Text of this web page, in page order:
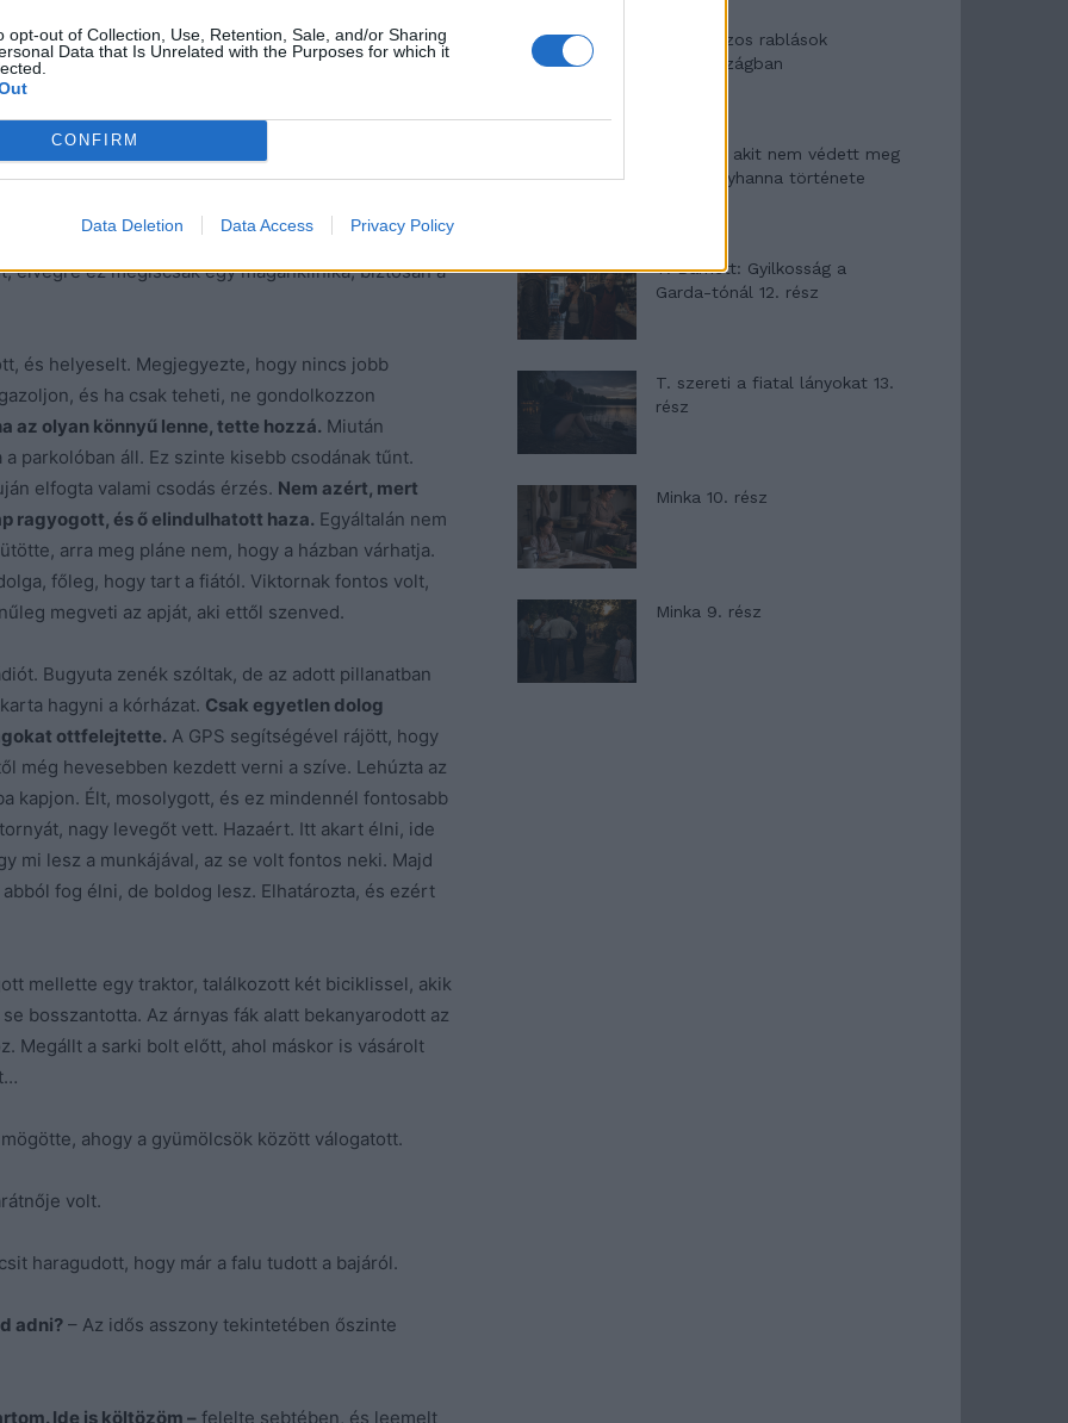
opt-out of Collection, Use, Retention, Sale, and/or Sharing
Data that Is Unrelated with the Purposes for which it
CONFIRM
Data Deletion Data Access Privacy Policy
téves vészjelzéseket ad ki, ezért adrenalin
készteti. A roham bárhol és
el pár óra, a roham emléke erősen kísértette.
maradnia. Nem beteg, nem akar pihenni, kint akar
Érezni akarja a perszelő nap erejét, bele akar
mert már farkaséhes megint, hiába evett
elvégre ez mégiscsak egy magánklinika, biztosan a
és helyeselt. Megjegyezte, hogy nincs jobb
és ha csak teheti, ne gondolkozzon
az olyan könnyű lenne, tette hozzá. Miután
parkolóban áll. Ez szinte kisebb csodának tűnt.
elfogta valami csodás érzés. Nem azért, mert
ragyogott, és ő elindulhatott haza. Egyáltalán nem
arra meg pláne nem, hogy a házban várhatja.
főleg, hogy tart a fiától. Viktornak fontos volt,
megveti az apját, aki ettől szenved.
Bugyuta zenék szóltak, de az adott pillanatban
hagyni a kórházat. Csak egyetlen dolog
ottfelejtette. A GPS segítségével rájött, hogy
még hevesebben kezdett verni a szíve. Lehúzta az
kapjon. Élt, mosolygott, és ez mindennél fontosabb
nagy levegőt vett. Hazaért. Itt akart élni, ide
mi lesz a munkájával, az se volt fontos neki. Majd
fog élni, de boldog lesz. Elhatározta, és ezért
mellette egy traktor, találkozott két biciklissel, akik
bosszantotta. Az árnyas fák alatt bekanyarodott az
Megállt a sarki bolt előtt, ahol máskor is vásárolt
ahogy a gyümölcsök között válogatott.
volt.
haragudott, hogy már a falu tudott a bajáról.
adni? – Az idős asszony tekintetében őszinte
Ide is költözöm – felelte sebtében, és leemelt
Altatógázos rablások
Olaszországban
A kislány, akit nem védett meg
senki – Lyhanna története
T. Barnett: Gyilkosság a
Garda-tónál 12. rész
T. szereti a fiatal lányokat 13.
rész
Minka 10. rész
Minka 9. rész